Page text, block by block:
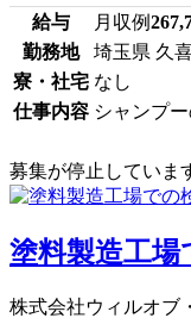
給与 月収例
勤務地
埼玉県 久
寮・社宅 なし
仕事内容 シャンプ
募集が停止していま
塗料製造工場
株式会社ウィルオブ